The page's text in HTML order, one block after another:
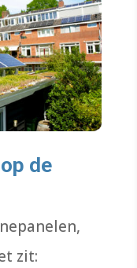
de
zit: